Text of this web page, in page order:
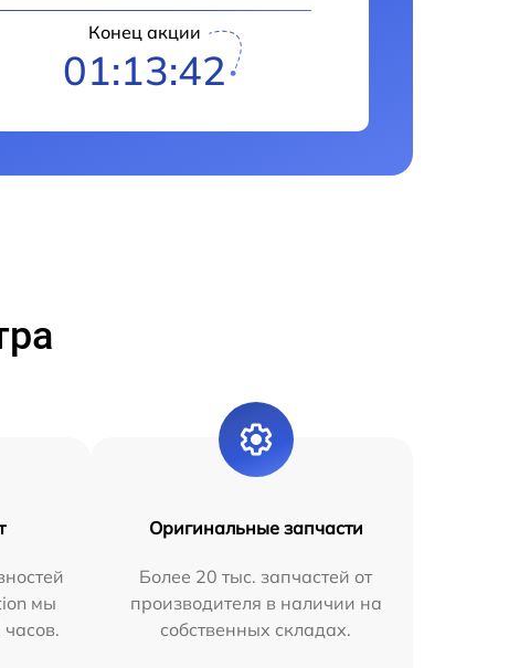
Конец акции
01:13:41
мы
Оригинальные запчасти
Более 20 тыс. запчастей от
производителя в наличии на
собственных складах.